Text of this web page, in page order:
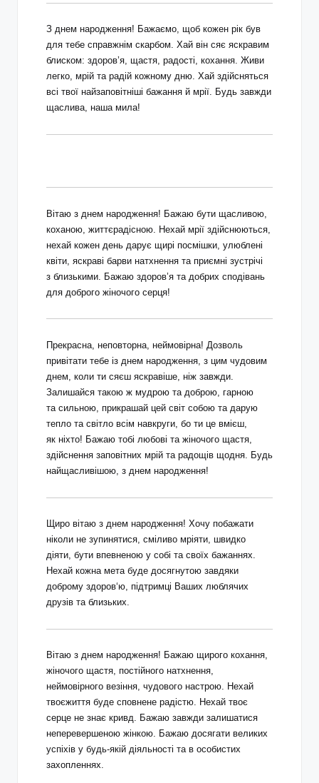
З днем народження! Бажаємо, щоб кожен рік був
для тебе справжнім скарбом. Хай він сяє яскравим
блиском: здоров’я, щастя, радості, кохання. Живи
легко, мрій та радій кожному дню. Хай здійсняться
всі твої найзаповітніші бажання й мрії. Будь завжди
щаслива, наша мила!
Вітаю з днем народження! Бажаю бути щасливою,
коханою, життєрадісною. Нехай мрії здійснюються,
нехай кожен день дарує щирі посмішки, улюблені
квіти, яскраві барви натхнення та приємні зустрічі
з близькими. Бажаю здоров’я та добрих сподівань
для доброго жіночого серця!
Прекрасна, неповторна, неймовірна! Дозволь
привітати тебе із днем народження, з цим чудовим
днем, коли ти сяєш яскравіше, ніж завжди.
Залишайся такою ж мудрою та доброю, гарною
та сильною, прикрашай цей світ собою та дарую
тепло та світло всім навкруги, бо ти це вмієш,
як ніхто! Бажаю тобі любові та жіночого щастя,
здійснення заповітних мрій та радощів щодня. Будь
найщасливішою, з днем народження!
Щиро вітаю з днем народження! Хочу побажати
ніколи не зупинятися, сміливо мріяти, швидко
діяти, бути впевненою у собі та своїх бажаннях.
Нехай кожна мета буде досягнутою завдяки
доброму здоров‘ю, підтримці Ваших люблячих
друзів та близьких.
Вітаю з днем народження! Бажаю щирого кохання,
жіночого щастя, постійного натхнення,
неймовірного везіння, чудового настрою. Нехай
твоєжиття буде сповнене радістю. Нехай твоє
серце не знає кривд. Бажаю завжди залишатися
неперевершеною жінкою. Бажаю досягати великих
успіхів у будь-якій діяльності та в особистих
захопленнях.